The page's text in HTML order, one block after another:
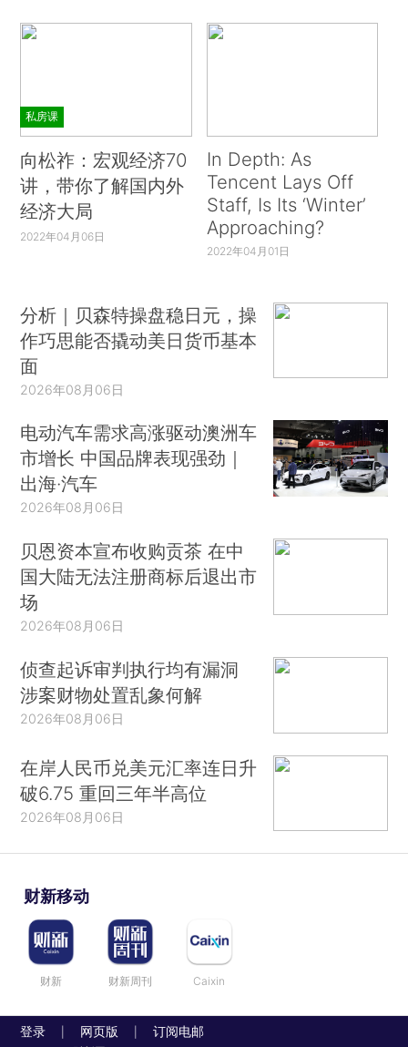
私房课
向松祚：宏观经济70
讲，带你了解国内外
经济大局
2022年04月06日
In Depth: As
Tencent Lays Off
Staff, Is Its ‘Winter’
Approaching?
2022年04月01日
分析｜贝森特操盘稳日元，操
作巧思能否撬动美日货币基本
面
2026年08月06日
电动汽车需求高涨驱动澳洲车
市增长 中国品牌表现强劲｜
出海·汽车
2026年08月06日
贝恩资本宣布收购贡茶 在中
国大陆无法注册商标后退出市
场
2026年08月06日
侦查起诉审判执行均有漏洞
涉案财物处置乱象何解
2026年08月06日
在岸人民币兑美元汇率连日升
破6.75 重回三年半高位
2026年08月06日
财新移动
财新 财新周刊 Caixin
登录 网页版 订阅电邮